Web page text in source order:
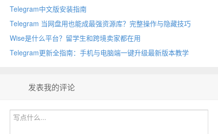
Telegram中文版安装指南
Telegram 当网盘用也能成最强资源库？完整操作与隐藏技巧
Wise是什么平台？留学生和跨境卖家都在用
Telegram更新全指南：手机与电脑端一键升级最新版本教学
发表我的评论